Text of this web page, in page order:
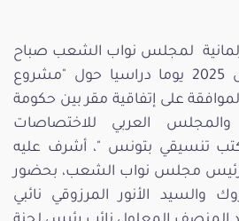
لمجلس نواب الشعب صباح
اليوم الجمعة 18 أفريل 2025 يوما دراسيا حول "مشروع
على إتفاقية مقر بين حكومة
والمجلس العربي للاختصاصات
تنسيقي بتونس "، أشرف عليه
رئيس مجلس نواب الشعب، بحضور
والسيد الأنور المرزوقي نائبي